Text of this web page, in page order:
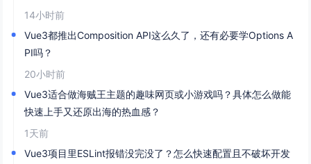
14小时前
Vue3都推出Composition API这么久了，还有必要学Options A
PI吗？
20小时前
Vue3适合做海贼王主题的趣味网页或小游戏吗？具体怎么做能
快速上手又还原出海的热血感？
1天前
Vue3项目里ESLint报错没完没了？怎么快速配置且不破坏开发